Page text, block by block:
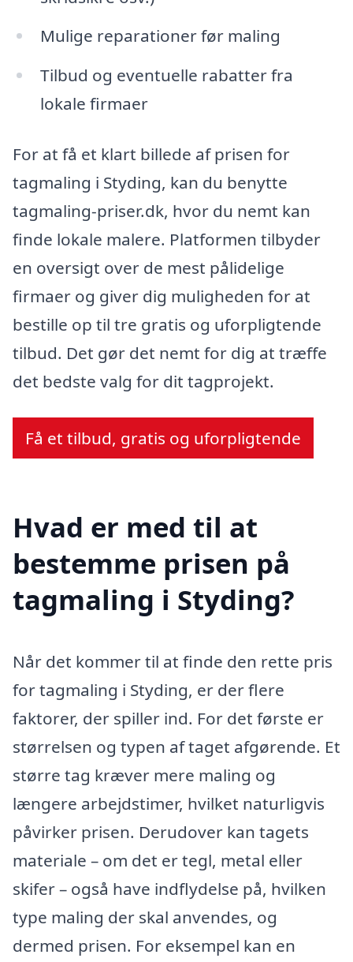
Mulige reparationer før maling
Tilbud og eventuelle rabatter fra
lokale firmaer
For at få et klart billede af prisen for
tagmaling i Styding, kan du benytte
tagmaling-priser.dk, hvor du nemt kan
finde lokale malere. Platformen tilbyder
en oversigt over de mest pålidelige
firmaer og giver dig muligheden for at
bestille op til tre gratis og uforpligtende
tilbud. Det gør det nemt for dig at træffe
det bedste valg for dit tagprojekt.
Få et tilbud, gratis og uforpligtende
Hvad er med til at
bestemme prisen på
tagmaling i Styding?
Når det kommer til at finde den rette pris
for tagmaling i Styding, er der flere
faktorer, der spiller ind. For det første er
størrelsen og typen af taget afgørende. Et
større tag kræver mere maling og
længere arbejdstimer, hvilket naturligvis
påvirker prisen. Derudover kan tagets
materiale – om det er tegl, metal eller
skifer – også have indflydelse på, hvilken
type maling der skal anvendes, og
dermed prisen. For eksempel kan en